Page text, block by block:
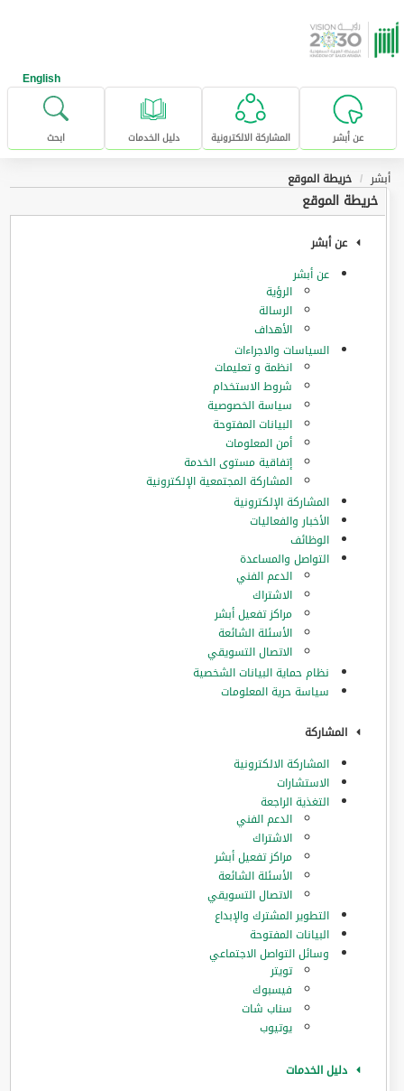
تخطى للإنتقال إلى المحتوى الرئيسي
English
عن أبشر المشاركة الالكترونية دليل الخدمات ابحث
أبشر خريطة الموقع
خريطة الموقع
عن أبشر
عن أبشر
الرؤية
الرسالة
الأهداف
السياسات والاجراءات
انظمة و تعليمات
شروط الاستخدام
سياسة الخصوصية
البيانات المفتوحة
أمن المعلومات
إتفاقية مستوى الخدمة
المشاركة المجتمعية الإلكترونية
المشاركة الإلكترونية
الأخبار والفعاليات
الوظائف
التواصل والمساعدة
الدعم الفني
الاشتراك
مراكز تفعيل أبشر
الأسئلة الشائعة
الاتصال التسويقي
نظام حماية البيانات الشخصية
سياسة حرية المعلومات
المشاركة
المشاركة الالكترونية
الاستشارات
التغذية الراجعة
الدعم الفني
الاشتراك
مراكز تفعيل أبشر
الأسئلة الشائعة
الاتصال التسويقي
التطوير المشترك والإبداع
البيانات المفتوحة
وسائل التواصل الاجتماعي
تويتر
فيسبوك
سناب شات
يوتيوب
دليل الخدمات